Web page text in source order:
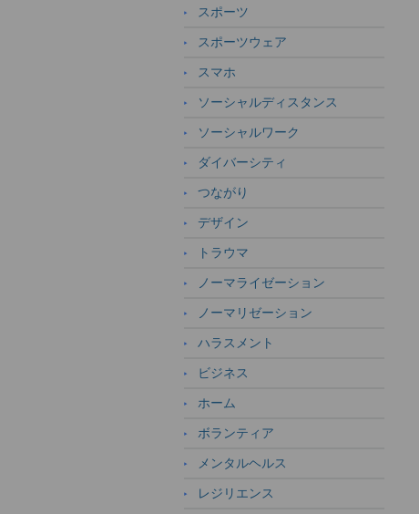
スポーツ
スポーツウェア
スマホ
ソーシャルディスタンス
ソーシャルワーク
ダイバーシティ
つながり
デザイン
トラウマ
ノーマライゼーション
ノーマリゼーション
ハラスメント
ビジネス
ホーム
ボランティア
メンタルヘルス
レジリエンス